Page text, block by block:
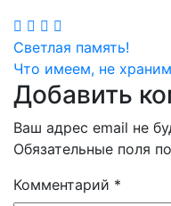
Навигация
по
записям
Светлая память!
Что имеем, не храним
Добавить
Ваш адрес email не
Обязательные поля
Комментарий *